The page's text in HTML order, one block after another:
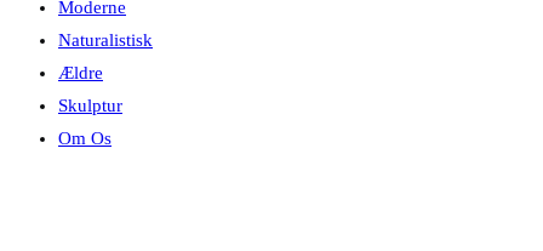
Moderne
Naturalistisk
Ældre
Skulptur
Om Os